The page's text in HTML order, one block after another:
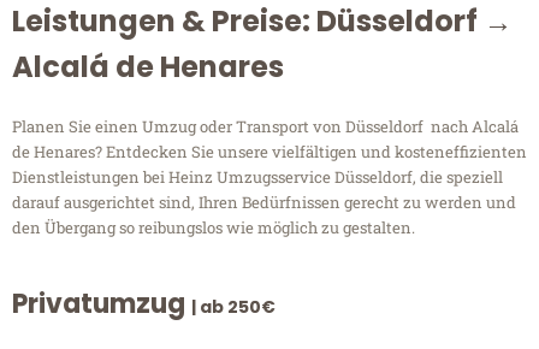
Leistungen & Preise: Düsseldorf →
Alcalá de Henares
Planen Sie einen Umzug oder Transport von Düsseldorf nach Alcalá
de Henares? Entdecken Sie unsere vielfältigen und kosteneffizienten
Dienstleistungen bei Heinz Umzugsservice Düsseldorf, die speziell
darauf ausgerichtet sind, Ihren Bedürfnissen gerecht zu werden und
den Übergang so reibungslos wie möglich zu gestalten.
Privatumzug | ab 250€